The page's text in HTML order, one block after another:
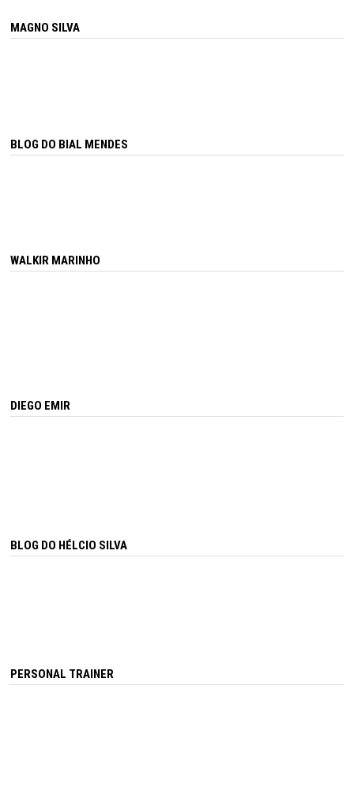
MAGNO SILVA
BLOG DO BIAL MENDES
WALKIR MARINHO
DIEGO EMIR
BLOG DO HÉLCIO SILVA
PERSONAL TRAINER